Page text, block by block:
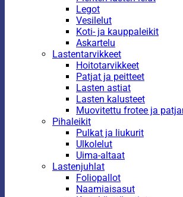
Legot
Vesilelut
Koti- ja kauppaleikit
Askartelu
Lastentarvikkeet
Hoitotarvikkeet
Patjat ja peitteet
Lasten astiat
Lasten kalusteet
Muovitettu frotee ja
Pihaleikit
Pulkat ja liukurit
Ulkolelut
Uima-altaat
Lastenjuhlat
Foliopallot
Naamiaisasut